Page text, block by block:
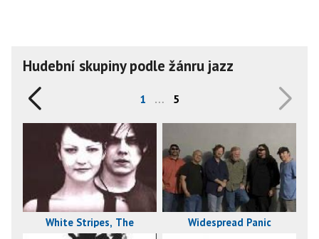
Hudební skupiny podle žánru jazz
1 … 5
White Stripes, The Widespread Panic